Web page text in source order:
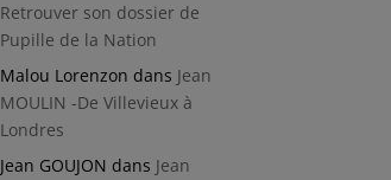
Retrouver son dossier de
Pupille de la Nation
Malou Lorenzon dans Jean
MOULIN -De Villevieux à
Londres
Jean GOUJON dans Jean